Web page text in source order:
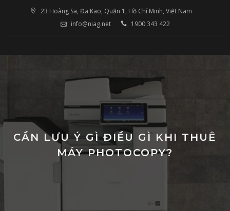
23 Hoàng Sa, Đa Kao, Quận 1, Hồ Chí Minh, Việt Nam
info@niag.net
1900 343 422
CẦN LƯU Ý GÌ ĐIỀU GÌ KHI THUÊ
MÁY PHOTOCOPY?